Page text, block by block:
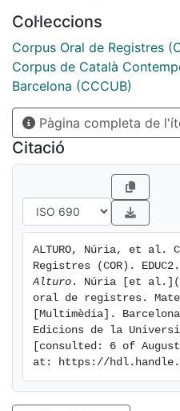
Col·leccions
Corpus Oral de Registres
Corpus de Català
Barcelona (CCCUB)
Pàgina completa de
Citació
ALTURO, Núria, et al.
Alturo . Núria [et
oral de registres.
[Multimèdia].
Edicions de la
[consulted: 6 of
at: https://